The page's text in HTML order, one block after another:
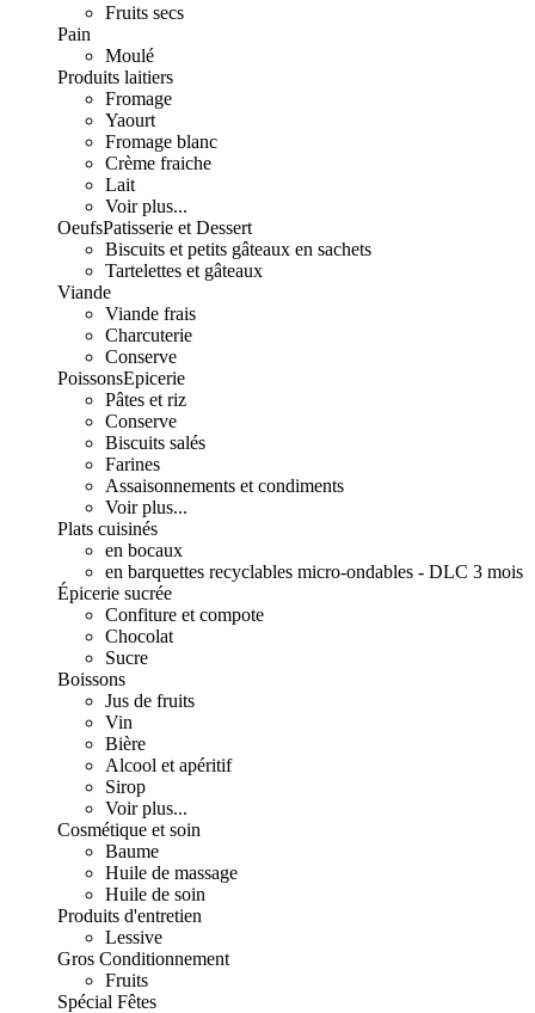
Fruits secs
Pain
Moulé
Produits laitiers
Fromage
Yaourt
Fromage blanc
Crème fraiche
Lait
Voir plus...
OeufsPatisserie et Dessert
Biscuits et petits gâteaux en sachets
Tartelettes et gâteaux
Viande
Viande frais
Charcuterie
Conserve
PoissonsEpicerie
Pâtes et riz
Conserve
Biscuits salés
Farines
Assaisonnements et condiments
Voir plus...
Plats cuisinés
en bocaux
en barquettes recyclables micro-ondables - DLC 3 mois
Épicerie sucrée
Confiture et compote
Chocolat
Sucre
Boissons
Jus de fruits
Vin
Bière
Alcool et apéritif
Sirop
Voir plus...
Cosmétique et soin
Baume
Huile de massage
Huile de soin
Produits d'entretien
Lessive
Gros Conditionnement
Fruits
Spécial Fêtes